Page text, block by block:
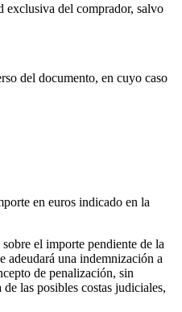
exclusiva del comprador, salvo
del documento, en cuyo caso
en euros indicado en la
el importe pendiente de la
adeudará una indemnización a
de penalización, sin
las posibles costas judiciales,